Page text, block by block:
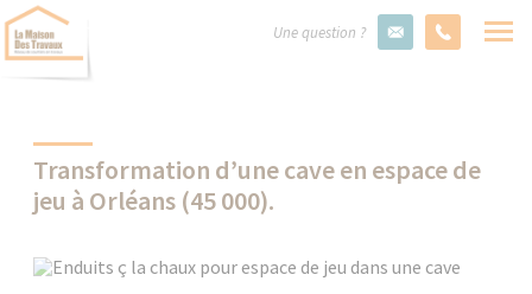
Une question ?
Transformation d’une cave en espace de
jeu à Orléans (45 000).